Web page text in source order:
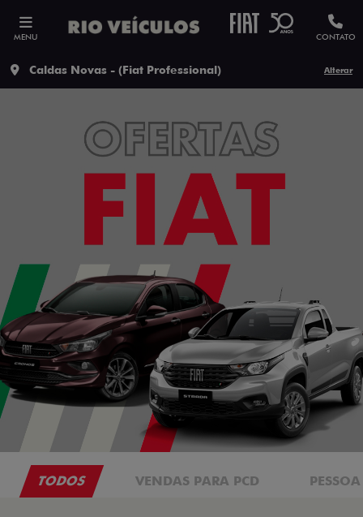
MENU CONTATO
Caldas Novas - (Fiat Professional) Alterar
TODOS VENDAS PARA PCD